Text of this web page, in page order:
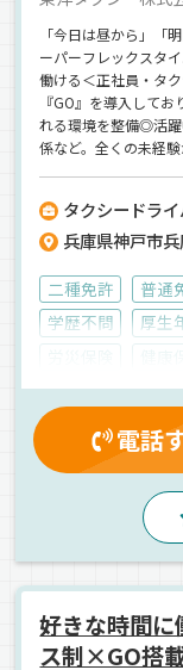
「今日は昼から」「
ーパーフレックスタ
働ける＜正社員・タ
『GO』を導入して
れる環境を整備◎活
係など。全くの未経
タリです♪
タクシードラ
兵庫県神戸市
二種免許 普通
学歴不問
厚生
早朝
夕方 朝
タクシー配車アプ
カーナビ
電話
好きな時間に
ス制×GO搭